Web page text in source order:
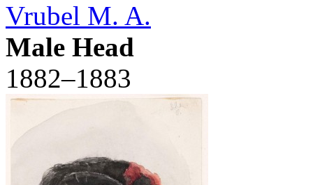
Vrubel M. A.
Male Head
1882–1883